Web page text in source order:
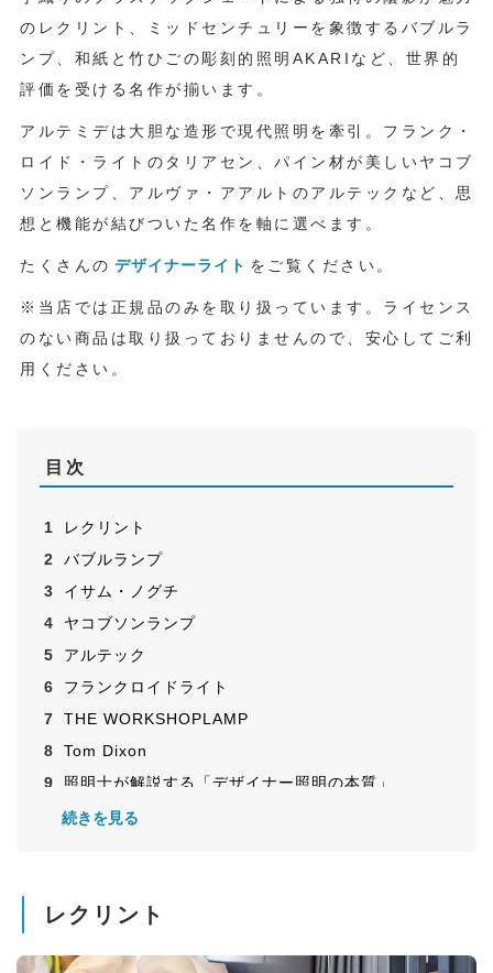
のレクリント、ミッドセンチュリーを象徴するバブルラ
ンプ、和紙と竹ひごの彫刻的照明AKARIなど、世界的
評価を受ける名作が揃います。
アルテミデは大胆な造形で現代照明を牽引。フランク・
ロイド・ライトのタリアセン、パイン材が美しいヤコブ
ソンランプ、アルヴァ・アアルトのアルテックなど、思
想と機能が結びついた名作を軸に選べます。
たくさんの デザイナーライト をご覧ください。
※当店では正規品のみを取り扱っています。ライセンス
のない商品は取り扱っておりませんので、安心してご利
用ください。
目次
レクリント
バブルランプ
イサム・ノグチ
ヤコブソンランプ
アルテック
フランクロイドライト
THE WORKSHOPLAMP
Tom Dixon
照明士が解説する「デザイナー照明の本質」
空間を格上げする照明選びをはじめよう
続きを見る
レクリント